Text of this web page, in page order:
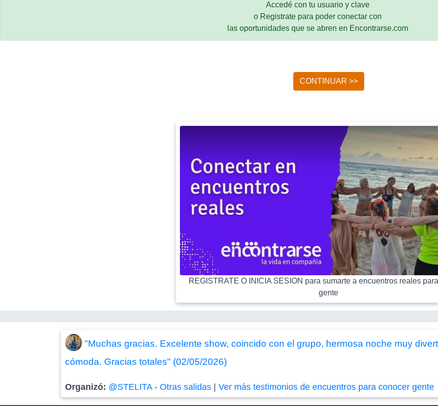
Accedé con tu usuario y clave
o Registrate para poder conectar con
las oportunidades que se abren en Encontrarse.com
CONTINUAR >>
REGISTRATE O INICIA SESION para sumarte a encuentros reales
gente
"Muchas gracias. Excelente show, coincido con el grupo, hermosa noche muy
cómoda. Gracias totales" (02/05/2026)
Organizó: @STELITA-Otras salidas |Ver más testimonios de encuentros para conocer gente